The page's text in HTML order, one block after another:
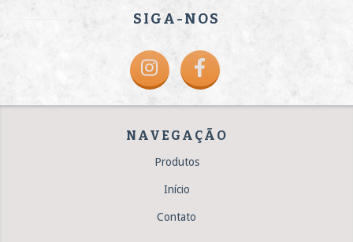
SIGA-NOS
NAVEGAÇÃO
Produtos
Início
Contato